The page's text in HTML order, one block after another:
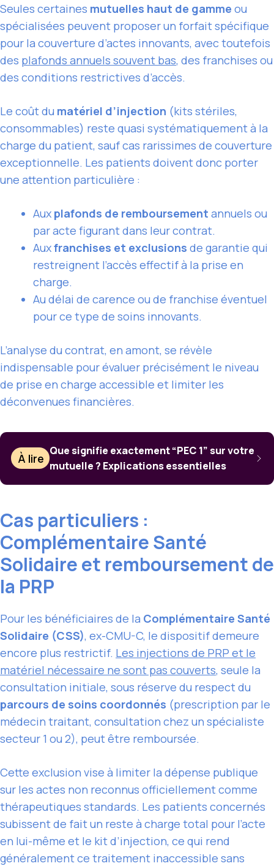
Seules certaines mutuelles haut de gamme ou
spécialisées peuvent proposer un forfait spécifique
pour la couverture d’actes innovants, avec toutefois
des plafonds annuels souvent bas, des franchises ou
des conditions restrictives d’accès.
Le coût du matériel d’injection (kits stériles,
consommables) reste quasi systématiquement à la
charge du patient, sauf cas rarissimes de couverture
exceptionnelle. Les patients doivent donc porter
une attention particulière :
Aux plafonds de remboursement annuels ou
par acte figurant dans leur contrat.
Auxfranchises et exclusions de garantie qui
restreignent l’accès effectif à la prise en
charge.
Au délai de carence ou de franchise éventuel
pour ce type de soins innovants.
L’analyse du contrat, en amont, se révèle
indispensable pour évaluer précisément le niveau
de prise en charge accessible et limiter les
déconvenues financières.
À lire
Que signifie exactement “PEC 1” sur votre
mutuelle ? Explications essentielles
Cas particuliers :
Complémentaire Santé
Solidaire et remboursement de
la PRP
Pour les bénéficiaires de la Complémentaire Santé
Solidaire (CSS), ex-CMU-C, le dispositif demeure
encore plus restrictif. Les injections de PRP et le
matériel nécessaire ne sont pas couverts, seule la
consultation initiale, sous réserve du respect du
parcours de soins coordonnés (prescription par le
médecin traitant, consultation chez un spécialiste
secteur 1 ou 2), peut être remboursée.
Cette exclusion vise à limiter la dépense publique
sur les actes non reconnus officiellement comme
thérapeutiques standards. Les patients concernés
subissent de fait un reste à charge total pour l’acte
en lui-même et le kit d’injection, ce qui rend
généralement ce traitement inaccessible sans